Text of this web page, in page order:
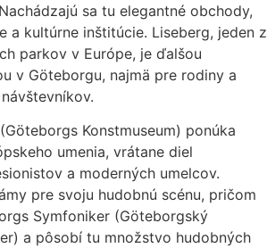
sa tu elegantné obchody,
a kultúrne inštitúcie. Liseberg, jeden z
parkov v Európe, je ďalšou
v Göteborgu, najmä pre rodiny a
Konstmuseum) ponúka
umenia, vrátane diel
a moderných umelcov.
pre svoju hudobnú scénu, pričom
Symfoniker (Göteborgský
a pôsobí tu množstvo hudobných